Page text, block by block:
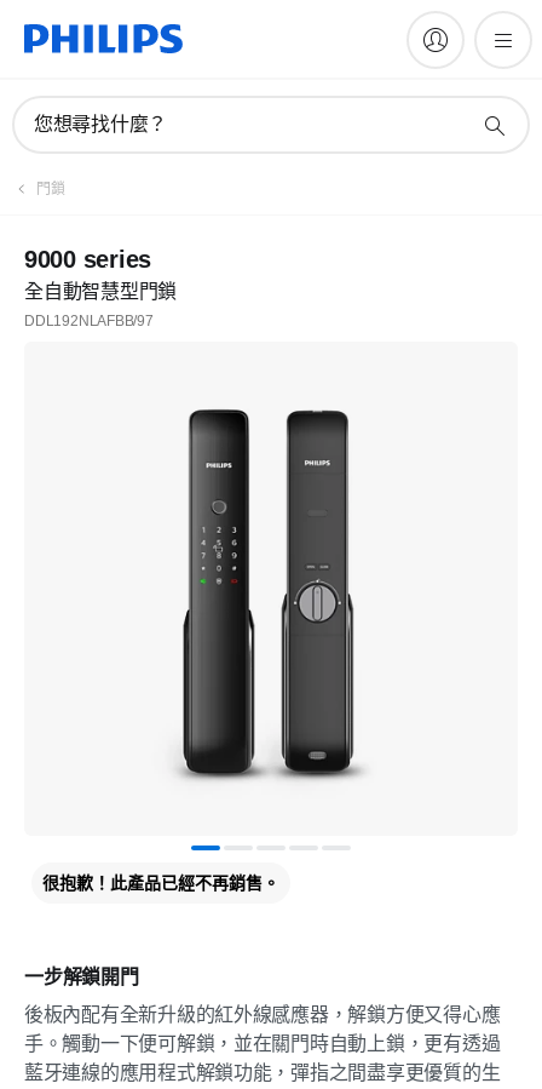
您想尋找什麼？
門鎖
9000 series
全自動智慧型門鎖
DDL192NLAFBB/97
一步解鎖開門
後板內配有全新升級的紅外線感應器，解鎖方便又得心應
手。觸動一下便可解鎖，並在關門時自動上鎖，更有透過
藍牙連線的應用程式解鎖功能，彈指之間盡享更優質的生
很抱歉！此產品已經不再銷售。